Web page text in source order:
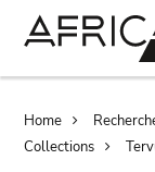
Home
Collections